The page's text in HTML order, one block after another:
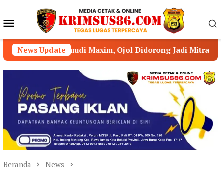
konten Menu
Mobile
News Update
Maxim, Ojol Didorong Jadi Mitra Strategis Kamtibmas
Beranda News